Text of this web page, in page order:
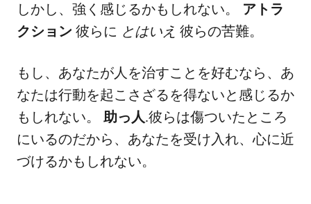
しかし、強く感じるかもしれない。 アトラ
クション 彼らに とはいえ 彼らの苦難。
もし、あなたが人を治すことを好むなら、あ
なたは行動を起こさざるを得ないと感じるか
もしれない。 助っ人.彼らは傷ついたところ
にいるのだから、あなたを受け入れ、心に近
づけるかもしれない。